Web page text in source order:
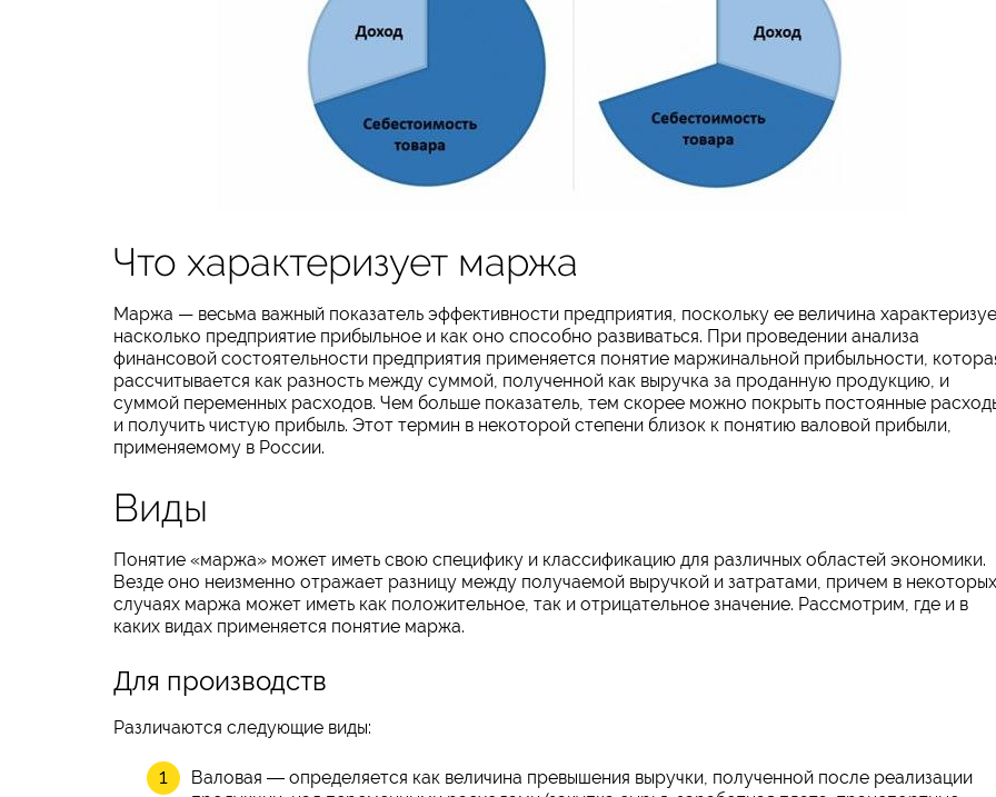
Что характеризует маржа
Маржа — весьма важный показатель эффективности предприятия, поскольку ее величина
насколько предприятие прибыльное и как оно способно развиваться. При проведении анализа
финансовой состоятельности предприятия применяется понятие маржинальной прибыльности,
рассчитывается как разность между суммой, полученной как выручка за проданную продукцию, и
суммой переменных расходов. Чем больше показатель, тем скорее можно покрыть постоянные
и получить чистую прибыль. Этот термин в некоторой степени близок к понятию валовой прибыли,
применяемому в России.
Виды
Понятие «маржа» может иметь свою специфику и классификацию для различных областей экономики.
Везде оно неизменно отражает разницу между получаемой выручкой и затратами, причем в некоторых
случаях маржа может иметь как положительное, так и отрицательное значение. Рассмотрим, где и в
каких видах применяется понятие маржа.
Для производств
Различаются следующие виды:
Валовая ― определяется как величина превышения выручки, полученной после реализации